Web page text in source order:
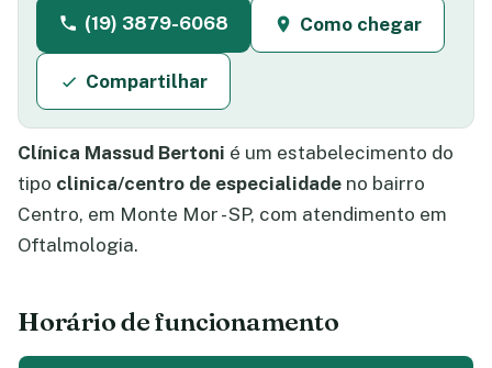
(19) 3879-6068 Como chegar
Compartilhar
Clínica Massud Bertoni é um estabelecimento do
tipo clinica/centro de especialidade no bairro
Centro, em Monte Mor - SP, com atendimento em
Oftalmologia.
Horário de funcionamento